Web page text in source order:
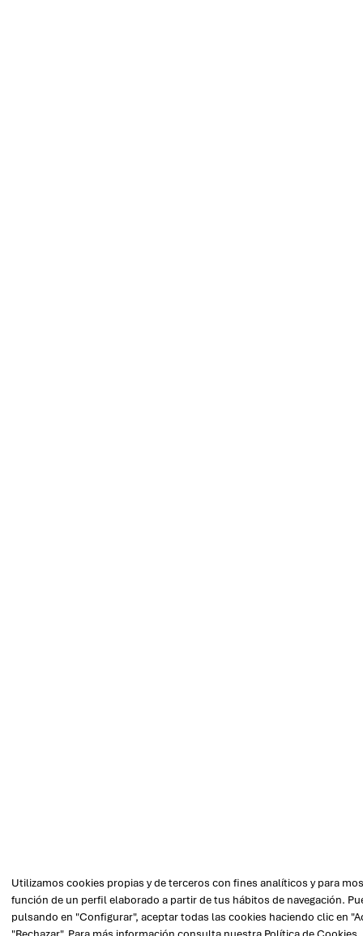
Utilizamos cookies propias y de terceros con fines analíticos y para
función de un perfil elaborado a partir de tus hábitos de navegación.
pulsando en "Configurar", aceptar todas las cookies haciendo clic en